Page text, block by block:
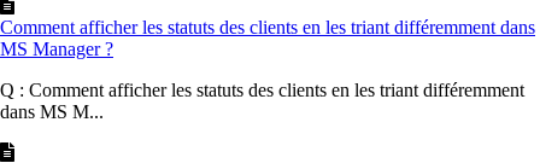
Comment afficher les statuts des clients en les triant différemment dans
MS Manager ?
Q : Comment afficher les statuts des clients en les triant différemment
dans MS M...